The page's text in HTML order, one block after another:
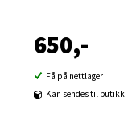
650,-
Få på nettlager
Kan sendes til butikk
Sortland